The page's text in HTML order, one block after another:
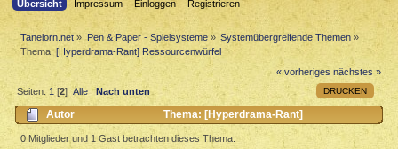
Übersicht Impressum Einloggen Registrieren
Tanelorn.net » Pen & Paper - Spielsysteme» Systemübergreifende Themen »
Thema:[Hyperdrama-Rant] Ressourcenwürfel
« vorheriges nächstes »
DRUCKEN
Seiten:1[2]Alle Nach unten
Autor
Thema: [Hyperdrama-Rant]
Ressourcenwürfel (Gelesen 2150 mal)
0 Mitglieder und 1 Gast betrachten dieses Thema.